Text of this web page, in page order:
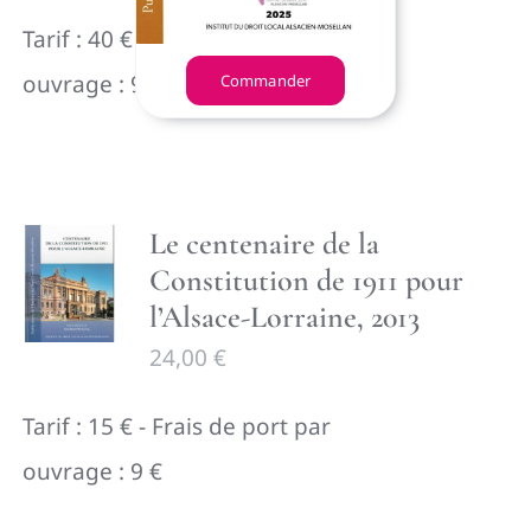
Tarif : 40 € - Frais de port par
ouvrage : 9 €
Le centenaire de la
Constitution de 1911 pour
l’Alsace-Lorraine, 2013
24,00 €
Tarif : 15 € - Frais de port par
ouvrage : 9 €
Commander